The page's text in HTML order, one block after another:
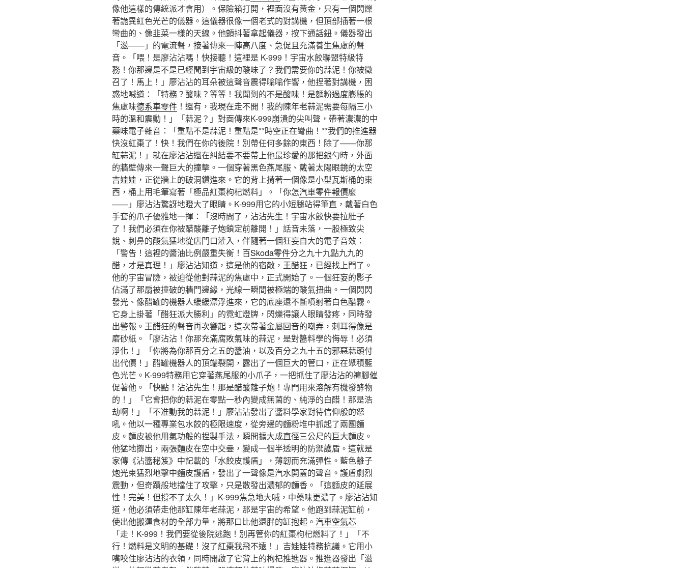
像他這樣的傳統派才會用）。保險箱打開，裡面沒有黃金，只有一個閃爍
著詭異紅色光芒的儀器。這儀器很像一個老式的對講機，但頂部插著一根
彎曲的、像韭菜一樣的天線。他顫抖著拿起儀器，按下通話鈕。儀器發出
「滋——」的電流聲，接著傳來一陣高八度、急促且充滿養生焦慮的聲
音。「喂！是廖沾沾嗎！快接聽！這裡是 K-999！宇宙水餃聯盟特級特
務！你那邊是不是已經聞到宇宙級的酸味了？我們需要你的蒜泥！你被徵
召了！馬上！」廖沾沾的耳朵被這聲音震得嗡嗡作響，他捏著對講機，困
惑地喊道：「特務？酸味？等等！我聞到的不是酸味！是麵粉過度膨脹的
焦慮味德系車零件 ！還有，我現在走不開！我的陳年老蒜泥需要每隔三小
時的溫和震動！」「蒜泥？」對面傳來K-999崩潰的尖叫聲，帶著濃濃的中
藥味電子雜音：「重點不是蒜泥！重點是**時空正在彎曲！**我們的推進器
快沒紅棗了！快！我們在你的後院！別帶任何多餘的東西！除了——你那
缸蒜泥！」就在廖沾沾還在糾結要不要帶上他最珍愛的那把銀勺時，外面
的牆壁傳來一聲巨大的撞擊。一個穿著黑色燕尾服、戴著太陽眼鏡的太空
吉娃娃，正從牆上的破洞鑽進來。它的背上揹著一個像是小型瓦斯桶的東
西，桶上用毛筆寫著「極品紅棗枸杞燃料」。「你怎汽車零件報價麼
——」廖沾沾驚訝地瞪大了眼睛。K-999用它的小短腿站得筆直，戴著白色
手套的爪子優雅地一揮：「沒時間了，沾沾先生！宇宙水餃快要拉肚子
了！我們必須在你被醋酸離子炮鎖定前離開！」話音未落，一股極致尖
銳、刺鼻的酸氣猛地從店門口灌入，伴隨著一個狂妄自大的電子音效：
「警告！這裡的醬油比例嚴重失衡！百Skoda零件分之九十九點九九的
醋，才是真理！」廖沾沾知道，這是他的宿敵，王醋狂，已經找上門了。
他的宇宙冒險，被迫從他對蒜泥的焦慮中，正式開始了。一個狂妄的影子
佔滿了那扇被撞破的牆門邊緣，光線一瞬間被極端的酸氣扭曲。一個閃閃
發光、像醋罐的機器人緩緩漂浮進來，它的底座還不斷噴射著白色醋霧。
它身上掛著「醋狂派大勝利」的霓虹燈牌，閃爍得讓人眼睛發疼，同時發
出警報。王醋狂的聲音再次響起，這次帶著金屬回音的嘲弄，刺耳得像是
磨砂紙。「廖沾沾！你那充滿腐敗氣味的蒜泥，是對醬料學的侮辱！必須
淨化！」「你將為你那百分之五的醬油，以及百分之九十五的邪惡蒜頭付
出代價！」醋罐機器人的頂端裂開，露出了一個巨大的管口，正在聚積藍
色光芒。K-999特務用它穿著燕尾服的小爪子，一把抓住了廖沾沾的褲腳催
促著他。「快點！沾沾先生！那是醋酸離子炮！專門用來溶解有機發酵物
的！」「它會把你的蒜泥在零點一秒內變成無菌的、純淨的白醋！那是浩
劫啊！」「不准動我的蒜泥！」廖沾沾發出了醬料學家對待信仰般的怒
吼。他以一種專業包水餃的極限速度，從旁邊的麵粉堆中抓起了兩團麵
皮。麵皮被他用氣功般的捏製手法，瞬間擴大成直徑三公尺的巨大麵皮。
他猛地擲出，兩張麵皮在空中交疊，變成一個半透明的防禦護盾。這就是
家傳《沾醬秘笈》中記載的「水餃皮護盾」，薄韌而充滿彈性。藍色離子
炮光束猛烈地擊中麵皮護盾，發出了一聲像是汽水開蓋的聲音。護盾劇烈
震動，但奇蹟般地擋住了攻擊，只是散發出濃郁的麵香。「這麵皮的延展
性！完美！但撐不了太久！」K-999焦急地大喊，中藥味更濃了。廖沾沾知
道，他必須帶走他那缸陳年老蒜泥，那是宇宙的希望。他跑到蒜泥缸前，
使出他搬運食材的全部力量，將那口比他還胖的缸抱起。 汽車空氣芯
「走！K-999！我們要從後院逃跑！別再管你的紅棗枸杞燃料了！」「不
行！燃料是文明的基礎！沒了紅棗我飛不遠！」吉娃娃特務抗議。它用小
嘴咬住廖沾沾的衣領，同時開啟了它背上的枸杞推進器。推進器發出「滋